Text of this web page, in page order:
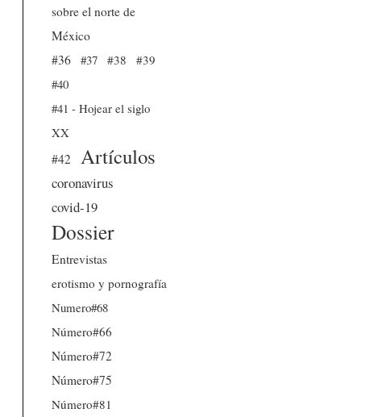
sobre el norte de
México
#36
#37 #38
#39
#40
#41 - Hojear el siglo
XX
#42
Artículos
coronavirus
covid-19
Dossier
Entrevistas
erotismo y pornografía
Numero#68
Número#66
Número#72
Número#75
Número#81